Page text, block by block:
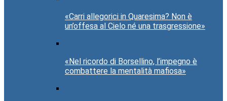
«Carri allegorici in Quaresima? Non è
un’offesa al Cielo né una trasgressione»
«Nel ricordo di Borsellino, l’impegno è
combattere la mentalità mafiosa»